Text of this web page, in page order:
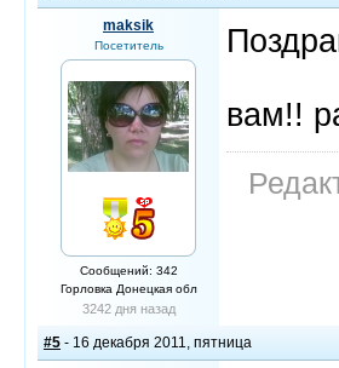
maksik
Посетитель
Сообщений: 342
Горловка Донецкая обл
3242 дня назад
вам!!
#5 - 16 декабря 2011, пятница